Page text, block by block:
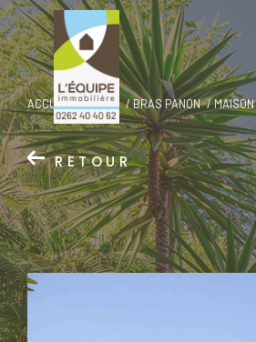
ACCUEIL VENTE BRAS PANON MAISON
RETOUR